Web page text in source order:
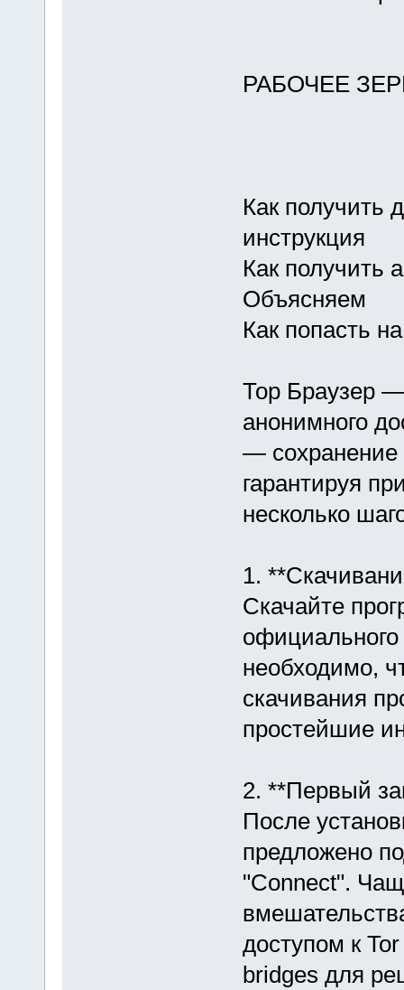
РАБОЧЕЕ
Как получить
инструкция
Как получить
Объясняем
Как попасть
Тор Браузер
анонимного
— сохранение
гарантируя
несколько
1.
Скачайте
необходимо,
скачивания
простейшие
2. **Первый
После
предложено
"Connect".
доступом к
bridges для